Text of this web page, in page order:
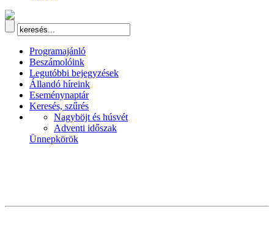
Programajánló
Beszámolóink
Legutóbbi bejegyzések
Állandó híreink
Eseménynaptár
Keresés, szűrés
Nagyböjt és húsvét
Adventi időszak
Ünnepkörök